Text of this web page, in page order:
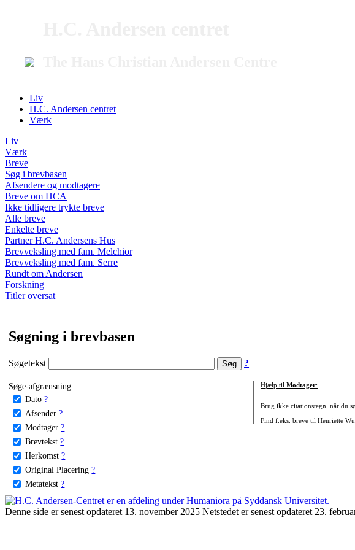
Liv
H.C. Andersen centret
Værk
Liv
Værk
Breve
Søg i brevbasen
Afsendere og modtagere
Breve om HCA
Ikke tidligere trykte breve
Alle breve
Enkelte breve
Partner H.C. Andersens Hus
Brevveksling med fam. Melchior
Brevveksling med fam. Serre
Rundt om Andersen
Forskning
Titler oversat
Søgning i brevbasen
Søgetekst ?
Søge-afgrænsning:
Dato ?
Afsender ?
Modtager ?
Brevtekst ?
Herkomst ?
Original Placering ?
Metatekst ?
Hjælp til Modtager:
Brug ikke citationstegn, når du
Find f.eks. breve til Henriette
Denne side er senest opdateret 13. november 2025 Netstedet er senest opdateret 23.